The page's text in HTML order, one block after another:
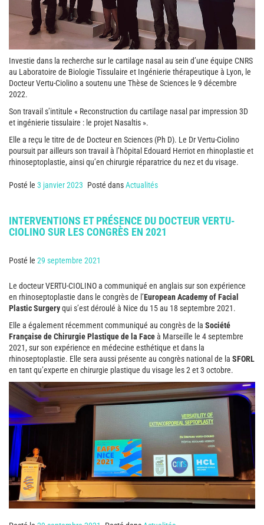
Investie dans la recherche sur le cartilage nasal au sein d’une équipe CNRS
au Laboratoire de Biologie Tissulaire et Ingénierie thérapeutique à Lyon, le
Docteur Vertu-Ciolino a soutenu une Thèse de Sciences le 9 décembre
2022.
Son travail s’intitule « Reconstruction du cartilage nasal par impression 3D
et ingénierie tissulaire : le projet Nasaltis ».
Elle a reçu le titre de de Docteur en Sciences (Ph D). Le Dr Vertu-Ciolino
poursuit par ailleurs son travail à l’hôpital Edouard Herriot en rhinoplastie et
rhinoseptoplastie, ainsi qu’en chirurgie réparatrice du nez et du visage.
Posté le 3 janvier 2023 Posté dansActualités
INTERVENTIONS ET PRÉSENCE DU DOCTEUR VERTU-
CIOLINO SUR LES CONGRÈS EN 2021
Posté le 29 septembre 2021
Le docteur VERTU-CIOLINO a communiqué en anglais sur son expérience
en rhinoseptoplastie dans le congrès de l’European Academy of Facial
Plastic Surgeryqui s’est déroulé à Nice du 15 au 18 septembre 2021.
Elle a également récemment communiqué au congrès de la Société
Française de Chirurgie Plastique de la Faceà Marseille le 4 septembre
2021, sur son expérience en médecine esthétique et dans la
rhinoseptoplastie. Elle sera aussi présente au congrès national de la SFORL
en tant qu’experte en chirurgie plastique du visage les 2 et 3 octobre.